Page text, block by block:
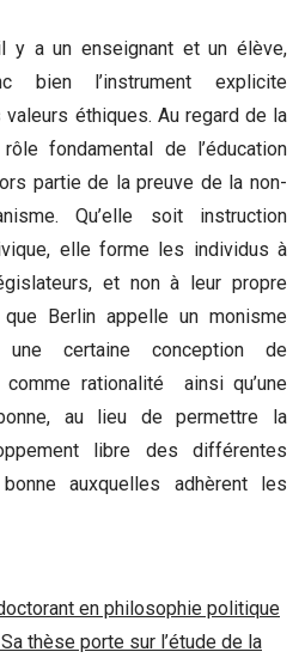
y a un enseignant et un élève,
bien l’instrument explicite
éthiques. Au regard de la
fondamental de l’éducation
partie de la preuve de la non-
Qu’elle soit instruction
elle forme les individus à
et non à leur propre
Berlin appelle un monisme
certaine conception de
comme rationalité ainsi qu’une
au lieu de permettre la
libre des différentes
auxquelles adhèrent les
en philosophie politique
thèse porte sur l’étude de la